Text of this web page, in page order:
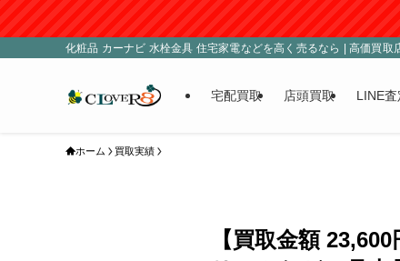
化粧品 カーナビ 水栓金具 住宅家電などを高く売るなら | 高価買取
宅配買取 店頭買取 LINE査
ホーム 買取実績
【買取金額